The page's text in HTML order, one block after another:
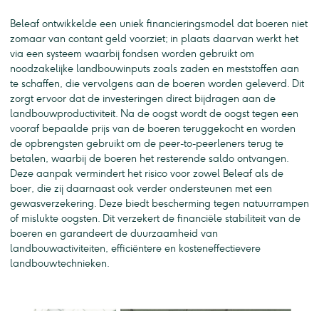
Beleaf ontwikkelde een uniek financieringsmodel dat boeren niet
zomaar van contant geld voorziet; in plaats daarvan werkt het
via een systeem waarbij fondsen worden gebruikt om
noodzakelijke landbouwinputs zoals zaden en meststoffen aan
te schaffen, die vervolgens aan de boeren worden geleverd. Dit
zorgt ervoor dat de investeringen direct bijdragen aan de
landbouwproductiviteit. Na de oogst wordt de oogst tegen een
vooraf bepaalde prijs van de boeren teruggekocht en worden
de opbrengsten gebruikt om de peer-to-peerleners terug te
betalen, waarbij de boeren het resterende saldo ontvangen.
Deze aanpak vermindert het risico voor zowel Beleaf als de
boer, die zij daarnaast ook verder ondersteunen met een
gewasverzekering. Deze biedt bescherming tegen natuurrampen
of mislukte oogsten. Dit verzekert de financiële stabiliteit van de
boeren en garandeert de duurzaamheid van
landbouwactiviteiten, efficiëntere en kosteneffectievere
landbouwtechnieken.